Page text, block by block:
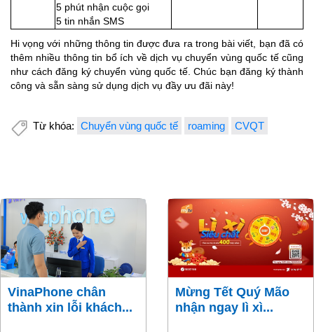
5 phút nhận cuộc gọi
5 tin nhắn SMS
Hi vọng với những thông tin được đưa ra trong bài viết, bạn đã có
thêm nhiều thông tin bổ ích về dịch vụ chuyển vùng quốc tế cũng
như cách đăng ký chuyển vùng quốc tế. Chúc bạn đăng ký thành
công và sẵn sàng sử dụng dịch vụ đầy ưu đãi này!
Từ khóa: Chuyển vùng quốc tế roaming CVQT
VinaPhone chân
thành xin lỗi khách...
Mừng Tết Quý Mão
nhận ngay lì xì...